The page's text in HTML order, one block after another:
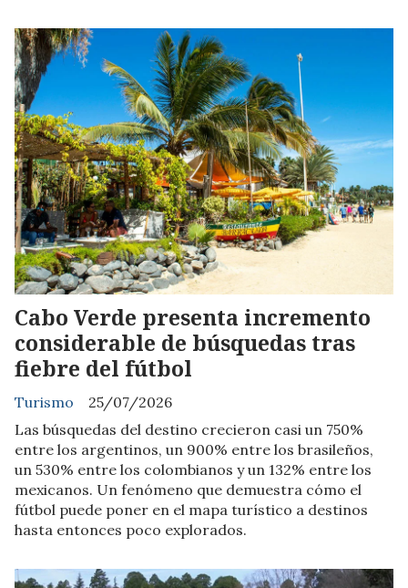
Cabo Verde presenta incremento
considerable de búsquedas tras
fiebre del fútbol
Turismo
25/07/2026
Las búsquedas del destino crecieron casi un 750%
entre los argentinos, un 900% entre los brasileños,
un 530% entre los colombianos y un 132% entre los
mexicanos. Un fenómeno que demuestra cómo el
fútbol puede poner en el mapa turístico a destinos
hasta entonces poco explorados.